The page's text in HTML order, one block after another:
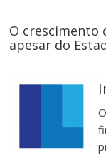
O crescimento
apesar do